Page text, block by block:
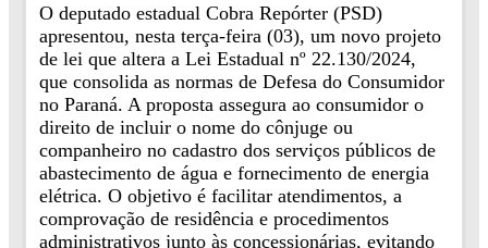
O deputado estadual Cobra Repórter (PSD)
apresentou, nesta terça-feira (03), um novo projeto
de lei que altera a Lei Estadual nº 22.130/2024,
que consolida as normas de Defesa do Consumidor
no Paraná. A proposta assegura ao consumidor o
direito de incluir o nome do cônjuge ou
companheiro no cadastro dos serviços públicos de
abastecimento de água e fornecimento de energia
elétrica. O objetivo é facilitar atendimentos, a
comprovação de residência e procedimentos
administrativos junto às concessionárias, evitando